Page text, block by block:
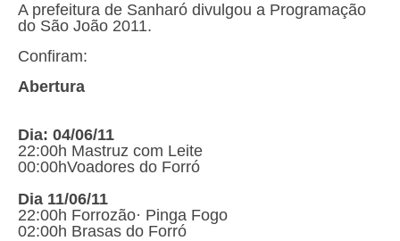
A prefeitura de Sanharó divulgou a Programação
do São João 2011.
Confiram:
Abertura
Dia: 04/06/11
22:00h Mastruz com Leite
00:00hVoadores do Forró
Dia 11/06/11
22:00h Forrozão· Pinga Fogo
02:00h Brasas do Forró